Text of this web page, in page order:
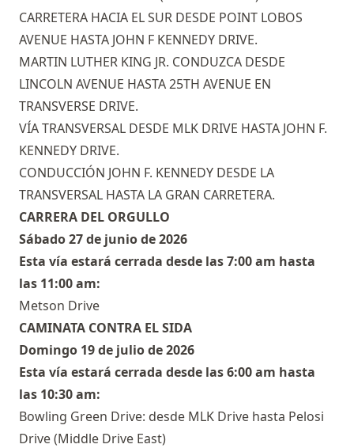
CARRETERA HACIA EL SUR DESDE POINT LOBOS
AVENUE HASTA JOHN F KENNEDY DRIVE.
MARTIN LUTHER KING JR. CONDUZCA DESDE
LINCOLN AVENUE HASTA 25TH AVENUE EN
TRANSVERSE DRIVE.
VÍA TRANSVERSAL DESDE MLK DRIVE HASTA JOHN F.
KENNEDY DRIVE.
CONDUCCIÓN JOHN F. KENNEDY DESDE LA
TRANSVERSAL HASTA LA GRAN CARRETERA.
CARRERA DEL ORGULLO
Sábado 27 de junio de 2026
Esta vía estará cerrada desde las 7:00 am hasta
las 11:00 am:
Metson Drive
CAMINATA CONTRA EL SIDA
Domingo 19 de julio de 2026
Esta vía estará cerrada desde las 6:00 am hasta
las 10:30 am:
Bowling Green Drive: desde MLK Drive hasta Pelosi
Drive (Middle Drive East)